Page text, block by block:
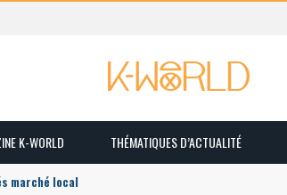
K-WORLD THÉMATIQUES D’ACTUALITÉ
marché local